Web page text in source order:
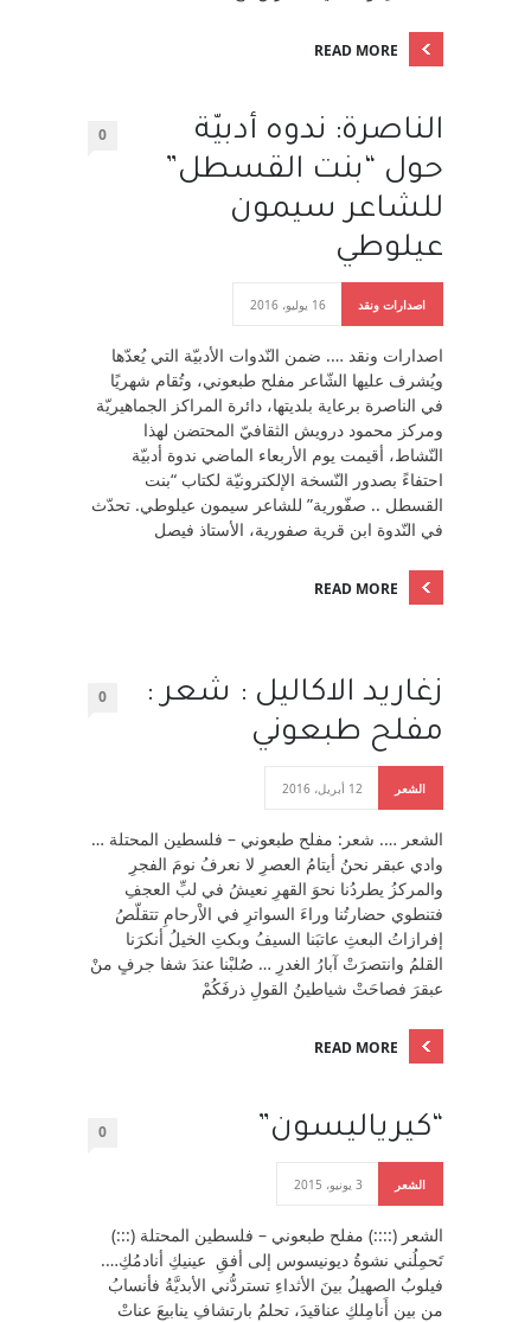
READ MORE
الناصرة: ندوه أدبيّة
حول “بنت القسطل”
للشاعر سيمون
عيلوطي
0
اصدارات ونقد 16 يوليو، 2016
اصدارات ونقد …. ضمن النّدوات الأدبيّة التي يُعدّها
ويُشرف عليها الشّاعر مفلح طبعوني، وتُقام شهريًا
في الناصرة برعاية بلديتها، دائرة المراكز الجماهيريّة
ومركز محمود درويش الثقافيّ المحتضن لهذا
النّشاط، أقيمت يوم الأربعاء الماضي ندوة أدبيّة
احتفاءً بصدور النّسخة الإلكترونيّة لكتاب “بنت
القسطل .. صفّورية” للشاعر سيمون عيلوطي. تحدّث
في النّدوة ابن قرية صفورية، الأستاذ فيصل
READ MORE
زغاريد الاكاليل : شعر :
مفلح طبعوني
0
الشعر 12 أبريل، 2016
الشعر …. شعر: مفلح طبعوني – فلسطين المحتلة …
وادي عبقر نحنُ أيتامُ العصرِ لا نعرفُ نومَ الفجرِ
والمركزُ يطردُنا نحوَ القهرِ نعيشُ في لبِّ العجفِ
فتنطوي حضارتُنا وراءَ السواترِ في الاْرحامِ تتقلّصُ
إفرازاتُ البعثِ عاتبَنا السيفُ وبكتِ الخيلُ أنكرَنا
القلمُ وانتصرَتْ آبارُ الغدرِ … صُلبْنا عندَ شفا جرفٍ منْ
عبقرَ فصاحَتْ شياطينُ القولِ ذرفَكُمْ
READ MORE
“كيرياليسون” 0
الشعر 3 يونيو، 2015
الشعر (::::) مفلح طبعوني – فلسطين المحتلة (:::)
تَحمِلُني نشوةُ ديونيسوس إلى أفقِ عينيكِ أنادمُكِ….
فيلوبُ الصهيلُ بينَ الأثداءِ تستردُّني الأبديَّةُ فأنسابُ
من بين أَنامِلكِ عناقيدَ، تحلمُ بارتشافِ ينابيعَ عناتْ